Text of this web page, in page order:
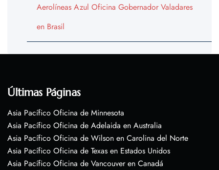
Aerolíneas Azul Oficina Gobernador Valadares
en Brasil
Últimas Páginas
Asia Pacífico Oficina de Minnesota
Asia Pacífico Oficina de Adelaida en Australia
Asia Pacífico Oficina de Wilson en Carolina del Norte
Asia Pacífico Oficina de Texas en Estados Unidos
Asia Pacífico Oficina de Vancouver en Canadá